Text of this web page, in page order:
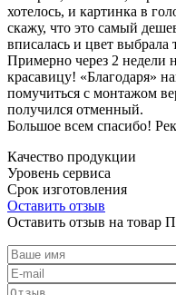
хотелось, и картинка в
скажу, что это самый
вписалась и цвет выбрала
Примерно через 2 недели
красавицу! «Благодаря»
помучиться с монтажом
получился отменный.
Большое всем спасибо!
Качество продукции
Уровень сервиса
Срок изготовления
Оставить отзыв
Оставить отзыв на товар